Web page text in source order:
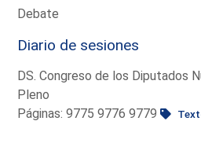
Debate
Diario de sesiones
DS. Congreso de los Diputados
Pleno
Páginas: 9775 9776 9779